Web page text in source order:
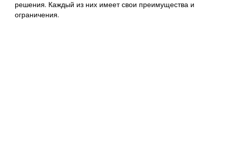
решения. Каждый из них имеет свои преимущества и
ограничения.